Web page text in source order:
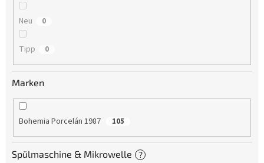
Neu 0
Tipp 0
Marken
Bohemia Porcelán 1987 105
Spülmaschine & Mikrowelle ?